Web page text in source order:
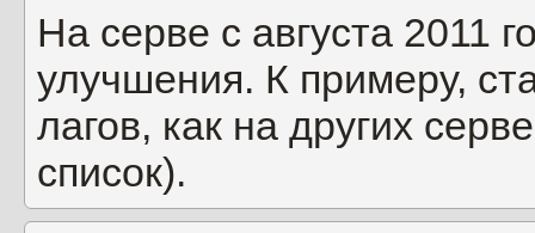
На серве с августа 2011
улучшения. К примеру,
лагов, как на других
список).